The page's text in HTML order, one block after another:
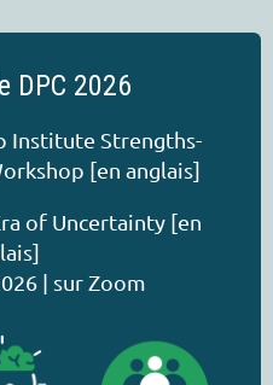
DPC 2026
Institute Strengths-
[en anglais]
of Uncertainty [en
| sur Zoom